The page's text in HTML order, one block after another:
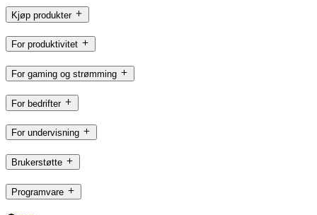
Kjøp produkter
For produktivitet
For gaming og strømming
For bedrifter
For undervisning
Brukerstøtte
Programvare